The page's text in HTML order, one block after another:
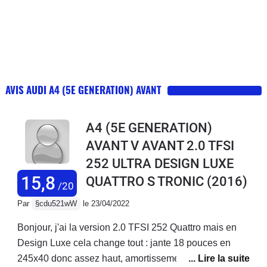
AVIS AUDI A4 (5E GENERATION) AVANT
15,8 /20
A4 (5E GENERATION)
AVANT V AVANT 2.0 TFSI
252 ULTRA DESIGN LUXE
QUATTRO S TRONIC (2016)
Par §cdu521wW le 23/04/2022
Bonjour, j'ai la version 2.0 TFSI 252 Quattro mais en
Design Luxe cela change tout : jante 18 pouces en
245x40 donc assez haut, amortissement confort, siege